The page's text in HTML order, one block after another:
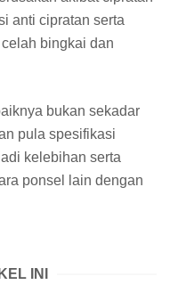
anti cipratan serta
bingkai dan
bukan sekadar
pula spesifikasi
kelebihan serta
ponsel lain dengan
INI